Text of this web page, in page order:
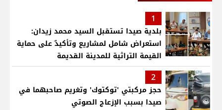
1
بلدية صيدا تستقبل السيد محمد زيدان:
استعراض شامل لمشاريع وتأكيدٌ على حماية
القيمة التراثية للمدينة القديمة
2
حجز مركبتي 'توكتوك' وتغريم صاحبهما في
صيدا بسبب الإزعاج الصوتي